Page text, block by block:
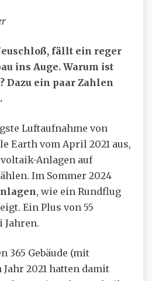
fällt ein reger
ins Auge. Warum ist
Dazu ein paar Zahlen
Luftaufnahme von
Earth vom April 2021 aus,
Anlagen auf
Im Sommer 2024
, wie ein Rundflug
Ein Plus von 55
Jahren.
365 Gebäude (mit
2021 hatten damit